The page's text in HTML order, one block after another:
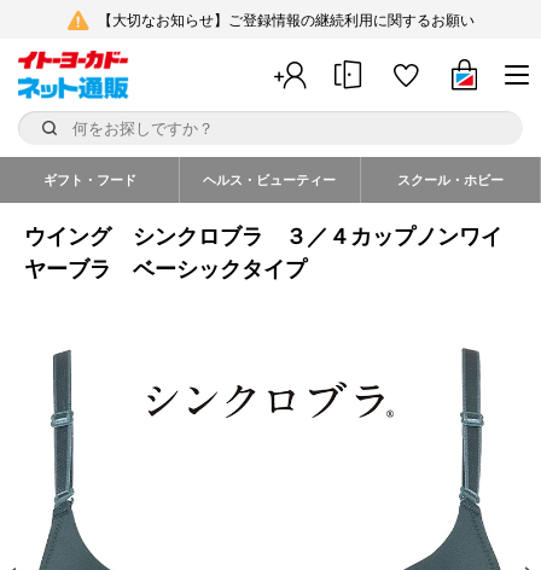
【大切なお知らせ】ご登録情報の継続利用に関するお願い
ギフト・フード ヘルス・ビューティー スクール・ホビー
ウイング シンクロブラ ３／４カップノンワイ
ヤーブラ ベーシックタイプ